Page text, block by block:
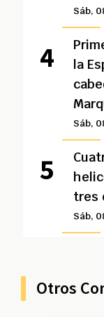
Sáb,
la
Sáb,
tres
Sáb,
Otros